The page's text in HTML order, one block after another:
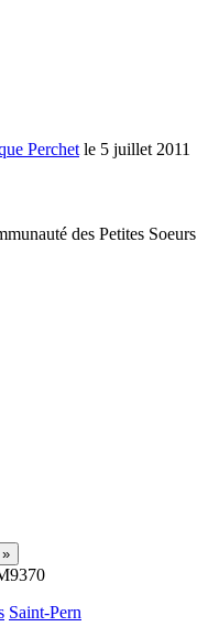
Perchet le 5 juillet 2011
des Petites Soeurs
»
Saint-Pern